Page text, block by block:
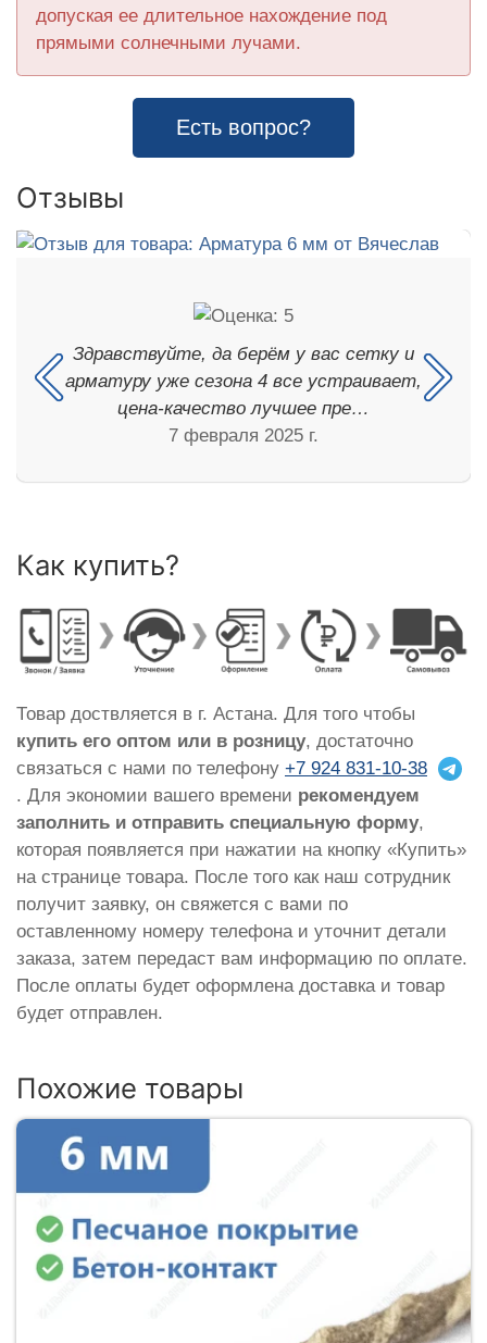
допуская ее длительное нахождение под
прямыми солнечными лучами.
Есть вопрос?
Отзывы
Здравствуйте, да берём у вас сетку и
арматуру уже сезона 4 все устраивает,
цена-качество лучшее пре…
7 февраля 2025 г.
Как купить?
Товар доствляется в г. Астана. Для того чтобы
купить его оптом или в розницу, достаточно
связаться с нами по телефону +7 924 831-10-38
. Для экономии вашего времени рекомендуем
заполнить и отправить специальную форму,
которая появляется при нажатии на кнопку «Купить»
на странице товара. После того как наш сотрудник
получит заявку, он свяжется с вами по
оставленному номеру телефона и уточнит детали
заказа, затем передаст вам информацию по оплате.
После оплаты будет оформлена доставка и товар
будет отправлен.
Похожие товары